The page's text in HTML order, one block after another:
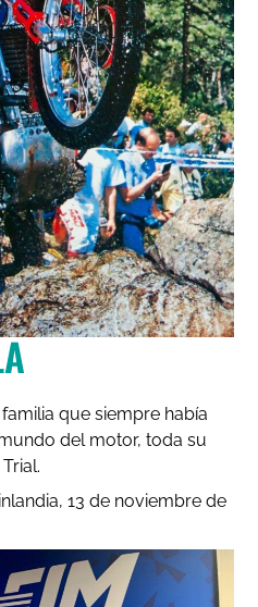
que siempre había
del motor, toda su
13 de noviembre de